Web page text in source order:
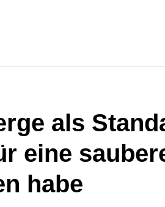
als
eine
habe